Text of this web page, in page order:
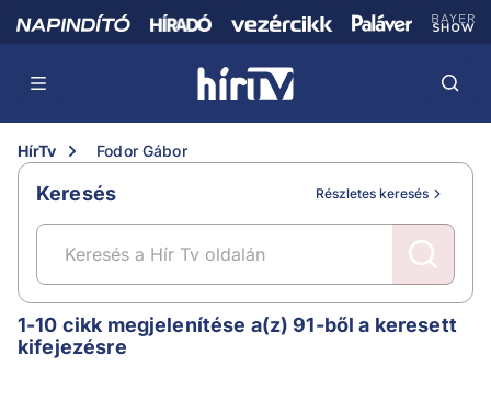
HírTv Fodor Gábor
Keresés Részletes keresés
Fodor Gábor
1-10 cikk megjelenítése a(z) 91-ből a keresett
kifejezésre